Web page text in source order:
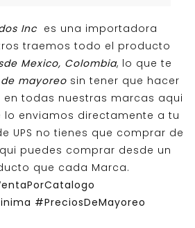
Inc es una importadora
traemos todo el producto
Mexico, Colombia, lo que te
mayoreosin tener que hacer
todas nuestras marcas aqui
lo enviamos directamente a tu
UPS no tienes que comprar de
puedes comprar desde un
que cada Marca.
#PreciosDeMayoreo